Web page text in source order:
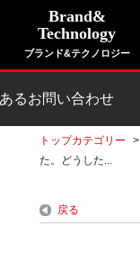
Brand&
Technology
ブランド&テクノロジー
るお問い合わせ
トップカテゴリー >
た。どうした...
戻る